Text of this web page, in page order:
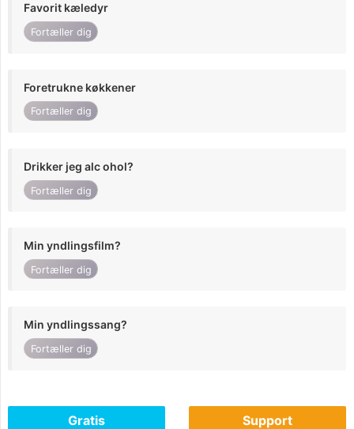
Favorit kæledyr
Fortæller dig
Foretrukne køkkener
Fortæller dig
Drikker jeg alc ohol?
Fortæller dig
Min yndlingsfilm?
Fortæller dig
Min yndlingssang?
Fortæller dig
Gratis Support